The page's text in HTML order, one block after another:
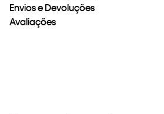
Envios e Devoluções
Avaliações